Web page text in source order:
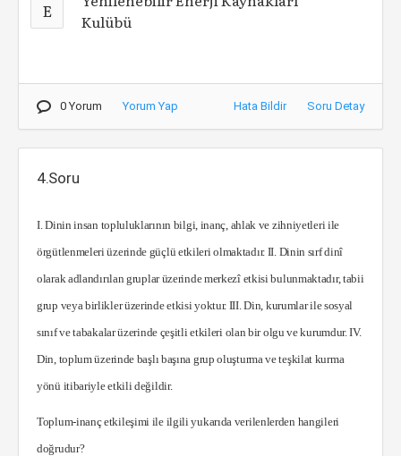
E
Kulübü
0 Yorum Yorum Yap Hata Bildir Soru Detay
4.Soru
I. Dinin insan topluluklarının bilgi, inanç, ahlak ve zihniyetleri ile
örgütlenmeleri üzerinde güçlü etkileri olmaktadır. II. Dinin sırf dinî
olarakadlandırılan gruplar üzerinde merkezî etkisi bulunmaktadır,tabii
grup veya birlikler üzerinde etkisi yoktur. III.Din, kurumlar ile sosyal
sınıf ve tabakalarüzerinde çeşitli etkileri olan bir olgu ve kurumdur. IV.
Din, toplumüzerinde başlıbaşına grup oluşturma ve teşkilat kurma
yönü itibariyle etkili değildir.
Toplum-inanç etkileşimi ile ilgili yukarıda verilenlerden hangileri
doğrudur?